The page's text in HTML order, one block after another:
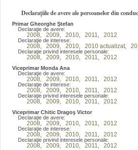
Declarațiile de avere ale persoanelor din
Primar Gheorghe Ştefan
Declaraţie de avere:
2008 2009 2010 2011 2012
Declaraţie de interese:
2008 2009 2010 2010 actualizat
Declaraţie privind interesele personale:
2008 2009 2010 2011 2012
Viceprimar Monda Ana
Declaraţie de avere:
2008 2009 2010 2011 2012
Declaraţie de interese:
2008 2009 2010 2011 2012
Declaraţie privind interesele personale:
2008 2009 2010 2011 2012
Viceprimar Chitic Dragoş Victor
Declaraţie de avere:
2008 2009 2010 2011 2012
Declaraţie de interese:
2008 2009 2010 2011 2012
Declaraţie privind interesele personale:
2008 2009 2010 2011 2012